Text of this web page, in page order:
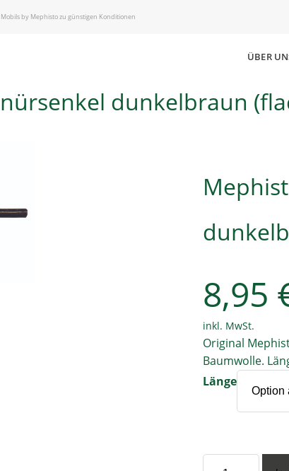
by Mephisto zu günstigen Konditionen
ÜBER
dunkelbraun
8,95
inkl. MwSt.
Original
Baumwolle.
Länge
Mephisto